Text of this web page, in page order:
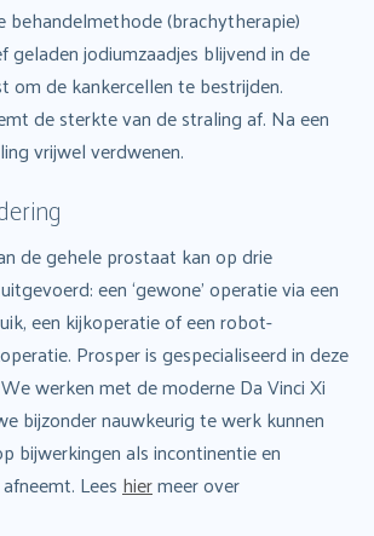
behandelmethode (brachytherapie)
geladen jodiumzaadjes blijvend in de
om de kankercellen te bestrijden.
de sterkte van de straling af. Na een
vrijwel verdwenen.
de gehele prostaat kan op drie
een ‘gewone’ operatie via een
een kijkoperatie of een robot-
Prosper is gespecialiseerd in deze
werken met de moderne Da Vinci Xi
bijzonder nauwkeurig te werk kunnen
bijwerkingen als incontinentie en
Lees hiermeer over